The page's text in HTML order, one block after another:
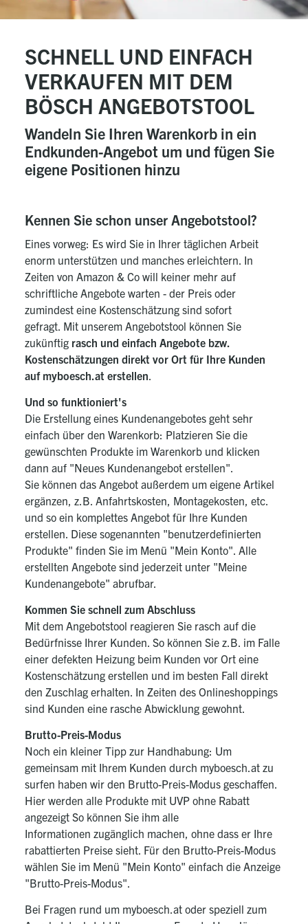
SCHNELL UND EINFACH
VERKAUFEN MIT DEM
BÖSCH ANGEBOTSTOOL
Wandeln Sie Ihren Warenkorb in ein
Endkunden-Angebot um und fügen Sie
eigene Positionen hinzu
Kennen Sie schon unser Angebotstool?
Eines vorweg: Es wird Sie in Ihrer täglichen Arbeit
enorm unterstützen und manches erleichtern. In
Zeiten von Amazon & Co will keiner mehr auf
schriftliche Angebote warten - der Preis oder
zumindest eine Kostenschätzung sind sofort
gefragt. Mit unserem Angebotstool können Sie
zukünftig rasch und einfach Angebote bzw.
Kostenschätzungen direkt vor Ort für Ihre Kunden
auf myboesch.at erstellen.
Und so funktioniert's
Die Erstellung eines Kundenangebotes geht sehr
einfach über den Warenkorb: Platzieren Sie die
gewünschten Produkte im Warenkorb und klicken
dann auf "Neues Kundenangebot erstellen".
Sie können das Angebot außerdem um eigene Artikel
ergänzen, z.B. Anfahrtskosten, Montagekosten, etc.
und so ein komplettes Angebot für Ihre Kunden
erstellen. Diese sogenannten "benutzerdefinierten
Produkte" finden Sie im Menü "Mein Konto". Alle
erstellten Angebote sind jederzeit unter "Meine
Kundenangebote" abrufbar.
Kommen Sie schnell zum Abschluss
Mit dem Angebotstool reagieren Sie rasch auf die
Bedürfnisse Ihrer Kunden. So können Sie z.B. im Falle
einer defekten Heizung beim Kunden vor Ort eine
Kostenschätzung erstellen und im besten Fall direkt
den Zuschlag erhalten. In Zeiten des Onlineshoppings
sind Kunden eine rasche Abwicklung gewohnt.
Brutto-Preis-Modus
Noch ein kleiner Tipp zur Handhabung: Um
gemeinsam mit Ihrem Kunden durch myboesch.at zu
surfen haben wir den Brutto-Preis-Modus geschaffen.
Hier werden alle Produkte mit UVP ohne Rabatt
angezeigt So können Sie ihm alle
Informationen zugänglich machen, ohne dass er Ihre
rabattierten Preise sieht. Für den Brutto-Preis-Modus
wählen Sie im Menü "Mein Konto" einfach die Anzeige
"Brutto-Preis-Modus".
Bei Fragen rund um myboesch.at oder speziell zum